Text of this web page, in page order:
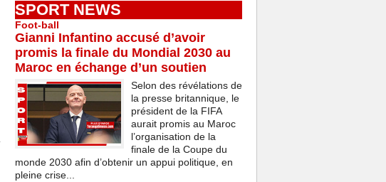
SPORT NEWS
Foot-ball
Gianni Infantino accusé d’avoir
promis la finale du Mondial 2030 au
Maroc en échange d’un soutien
Selon des révélations de
la presse britannique, le
président de la FIFA
aurait promis au Maroc
l’organisation de la
finale de la Coupe du
monde 2030 afin d’obtenir un appui politique, en
pleine crise...